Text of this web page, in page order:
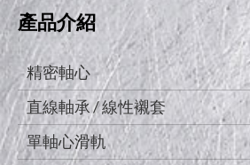
產品介紹
精密軸心
直線軸承 / 線性襯套
單軸心滑軌